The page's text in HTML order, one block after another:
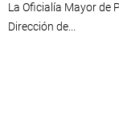
La Oficialía Mayor de
Dirección de...